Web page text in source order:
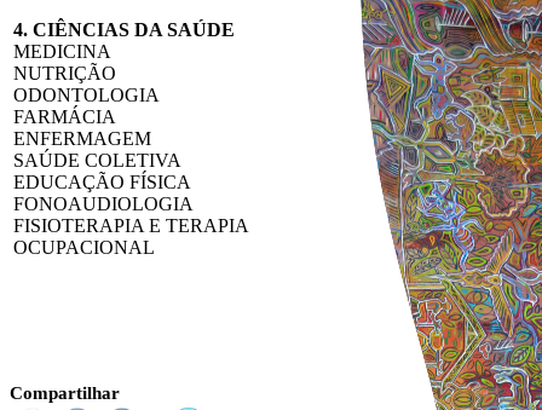
4. CIÊNCIAS DA SAÚDE
MEDICINA
NUTRIÇÃO
ODONTOLOGIA
FARMÁCIA
ENFERMAGEM
SAÚDE COLETIVA
EDUCAÇÃO FÍSICA
FONOAUDIOLOGIA
FISIOTERAPIA E TERAPIA
OCUPACIONAL
Compartilhar